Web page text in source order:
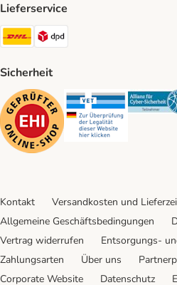
Lieferservice
DHL Shipping Method
Sicherheit
Security Security
Kontakt Versandkosten und
Allgemeine Geschäftsbedingungen
Vertrag widerrufen
Entsorgungs-
Zahlungsarten
Über uns
Corporate Website
Datenschutz